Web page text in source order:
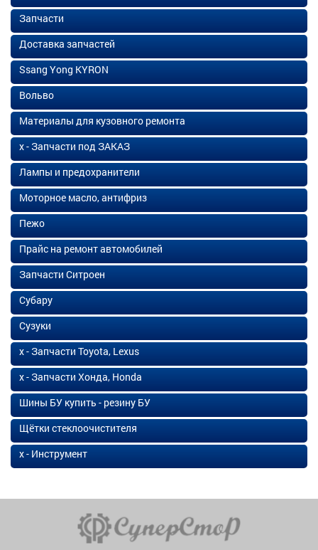
Запчасти
Доставка запчастей
Ssang Yong KYRON
Вольво
Материалы для кузовного ремонта
х - Запчасти под ЗАКАЗ
Лампы и предохранители
Моторное масло, антифриз
Пежо
Прайс на ремонт автомобилей
Запчасти Ситроен
Субару
Сузуки
х - Запчасти Toyota, Lexus
х - Запчасти Хонда, Honda
Шины БУ купить - резину БУ
Щётки стеклоочистителя
х - Инструмент